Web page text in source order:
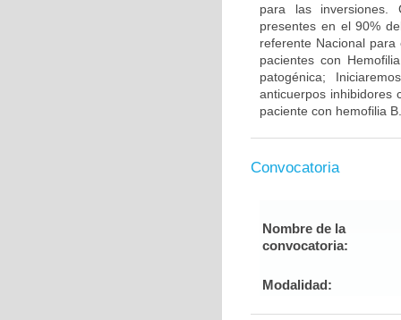
para las inversiones.
presentes en el 90%
referente Nacional
pacientes con
patogénica;
anticuerpos inhibidores
paciente con hemofilia B.
Convocatoria
Nombre de la
convocatoria:
Modalidad: